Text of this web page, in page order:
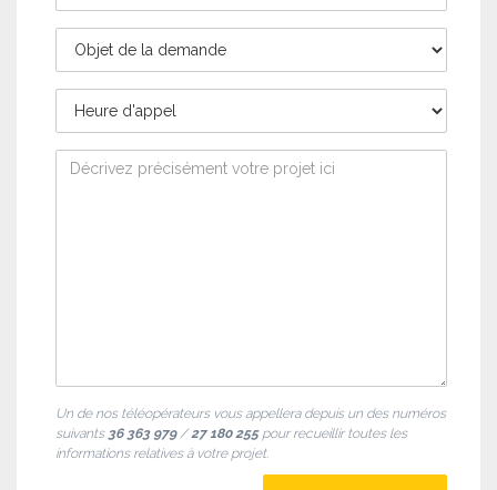
Un de nos téléopérateurs vous appellera depuis un des numéros
suivants 36 363 979/27 180 255pour recueillir toutes les
informations relatives à votre projet.